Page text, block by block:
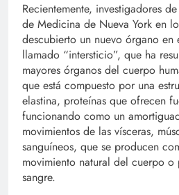
Recientemente, investigadores
de Medicina de Nueva York en
descubierto un nuevo órgano en
llamado “intersticio”, que ha
mayores órganos del cuerpo
que está compuesto por una
elastina, proteínas que ofrecen
funcionando como un
movimientos de las vísceras,
sanguíneos, que se producen
movimiento natural del cuerpo
sangre.